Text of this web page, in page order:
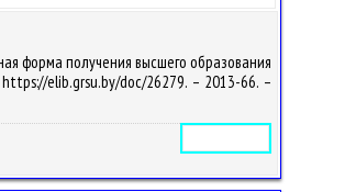
форма получения высшего образования
elib.grsu.by/doc/26279. – 2013-66. –